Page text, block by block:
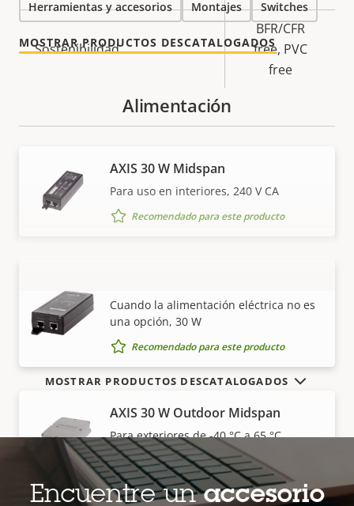
Sostenibilidad
BFR/CFR
free, PVC
free
Herramientas y accesorios Montajes Switches
MOSTRAR PRODUCTOS DESCATALOGADOS
VISUALIZAR MÁS
Alimentación
AXIS 30 W Midspan
Para uso en interiores, 240 V CA
Recomendado para este producto
Cuando la alimentación eléctrica no es
una opción, 30 W
Recomendado para este producto
AXIS 30 W Outdoor Midspan
Para exteriores de -40 °C a 65 °C
Recomendado para este producto
MOSTRAR PRODUCTOS DESCATALOGADOS
Encuentre unaccesorio